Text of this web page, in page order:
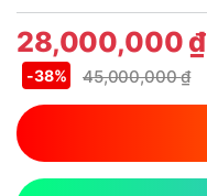
28,000,000 ₫
45,000,000₫
-38%